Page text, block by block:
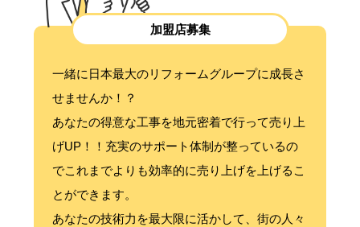
加盟店募集
一緒に日本最大のリフォームグループに成長さ
せませんか！？
あなたの得意な工事を地元密着で行って売り上
げUP！！充実のサポート体制が整っているの
でこれまでよりも効率的に売り上げを上げるこ
とができます。
あなたの技術力を最大限に活かして、街の人々